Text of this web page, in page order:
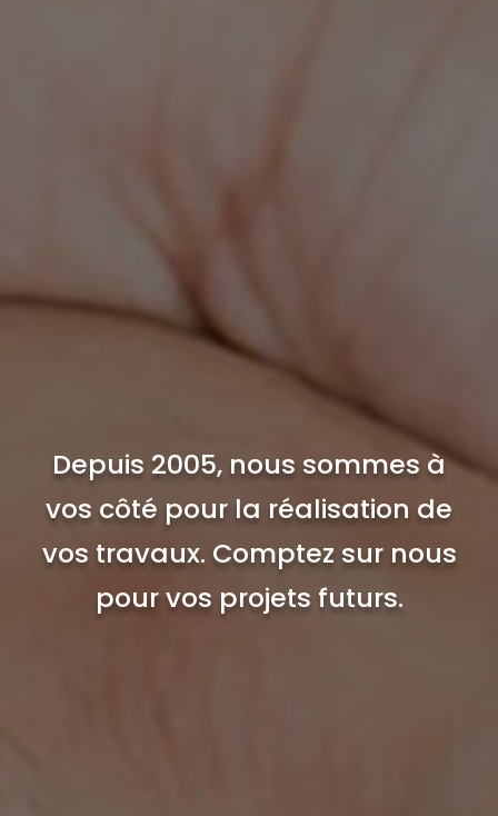
Depuis 2005, nous sommes à
vos côté pour la réalisation de
vos travaux. Comptez sur nous
pour vos projets futurs.